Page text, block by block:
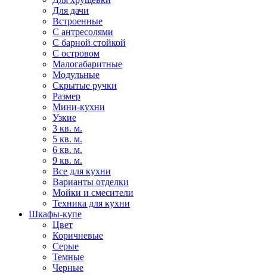
Для дачи
Встроенные
С антресолями
С барной стойкой
С островом
Малогабаритные
Модульные
Скрытые ручки
Размер
Мини-кухни
Узкие
3 кв. м.
5 кв. м.
6 кв. м.
9 кв. м.
Все для кухни
Варианты отделки
Мойки и смесители
Техника для кухни
Шкафы-купе
Цвет
Коричневые
Серые
Темные
Черные